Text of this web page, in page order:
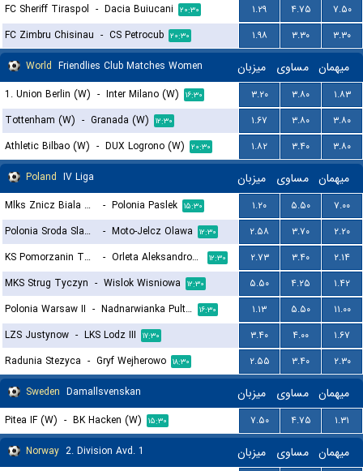
FC Sheriff Tiraspol - Dacia Buiucani ۲۰:۳۰ ۱.۲۹ ۴.۷۵
۷.۵۰
FC Zimbru Chisinau - CS Petrocub ۲۰:۳۰ ۱.۹۸ ۳.۳۰
۳.۳۰
World Friendlies Club Matches Women میزبان مساوی میهمان
1. Union Berlin (W) - Inter Milano (W) ۱۶:۳۰ ۳.۲۰ ۳.۸۰
۱.۸۳
Tottenham (W) - Granada (W) ۱۲:۳۰ ۱.۶۷ ۳.۸۰
۳.۸۰
Athletic Bilbao (W) - DUX Logrono (W) ۲۰:۳۰ ۱.۸۲ ۳.۴۰
۳.۸۰
Poland IV Liga میزبان مساوی میهمان
Mlks Znicz Biala Piska - Polonia Paslek ۱۵:۳۰ ۱.۲۰ ۵.۵۰
۷.۰۰
Polonia Sroda Slaska
- Moto-Jelcz Olawa ۱۲:۳۰ ۲.۵۸ ۳.۷۰
۲.۲۰
KS Pomorzanin Torun
- Orleta Aleksandrow Kujawski ۱۲:۳۰ ۲.۷۳ ۳.۴۰
۲.۱۴
MKS Strug Tyczyn - Wislok Wisniowa ۱۲:۳۰ ۵.۵۰ ۴.۲۵
۱.۴۲
Polonia Warsaw II - Nadnarwianka Pultusk ۱۶:۳۰ ۱.۱۳ ۵.۵۰
۱۱.۰۰
LZS Justynow - LKS Lodz III ۱۷:۳۰ ۳.۴۰ ۴.۰۰
۱.۶۷
Radunia Stezyca - Gryf Wejherowo ۱۸:۳۰ ۲.۵۵ ۳.۴۰
۲.۳۰
Sweden Damallsvenskan میزبان مساوی میهمان
Pitea IF (W) - BK Hacken (W) ۱۵:۳۰ ۷.۵۰ ۴.۷۵
۱.۳۱
Norway 2. Division Avd. 1 میزبان مساوی میهمان